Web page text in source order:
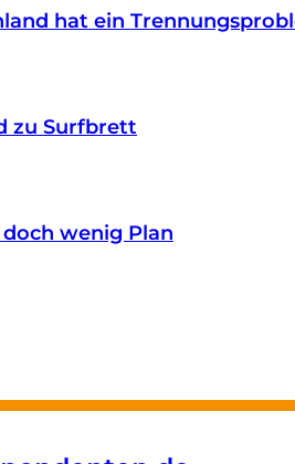
hat ein
zu Surfbrett
doch wenig Plan